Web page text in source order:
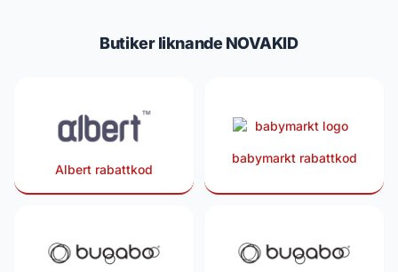
Butiker liknande NOVAKID
Albert rabattkod
babymarkt rabattkod